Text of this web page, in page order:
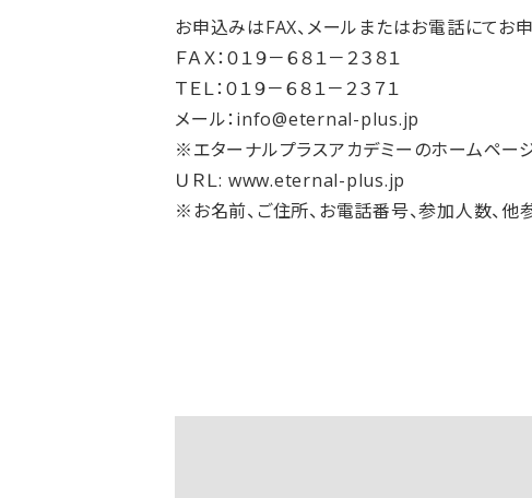
お申込みはFAX、メールまたはお電話にてお申
ＦＡＸ：０１９－６８１－２３８１
ＴＥＬ：０１９－６８１－２３７１
メール：info@eternal-plus.jp
※エターナルプラスアカデミーのホームペー
ＵＲＬ: www.eternal-plus.jp
※お名前、ご住所、お電話番号、参加人数、他